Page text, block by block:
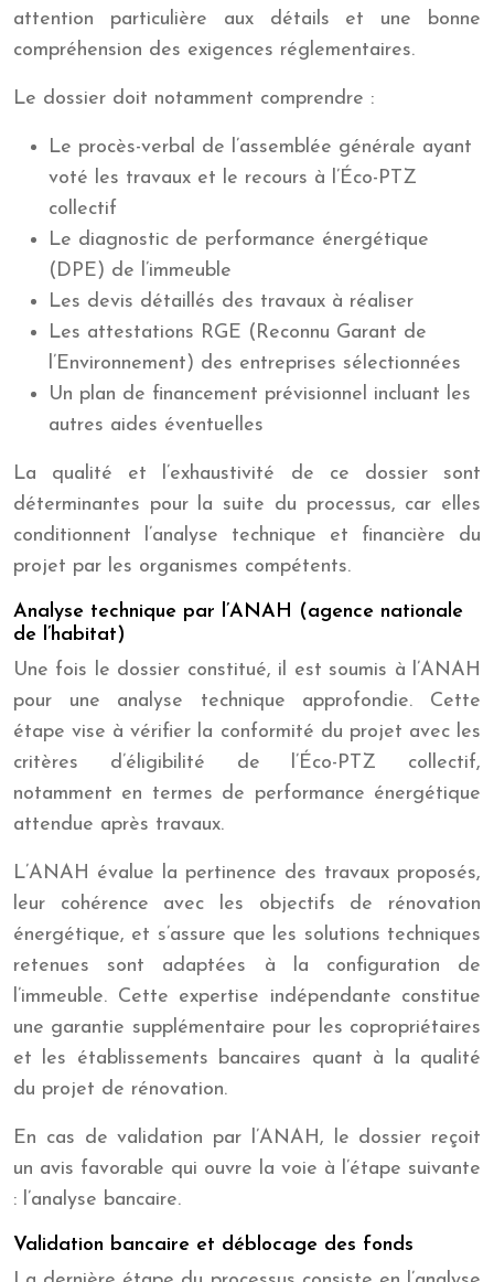
attention particulière aux détails et une bonne
compréhension des exigences réglementaires.
Le dossier doit notamment comprendre :
Le procès-verbal de l’assemblée générale ayant
voté les travaux et le recours à l’Éco-PTZ
collectif
Le diagnostic de performance énergétique
(DPE) de l’immeuble
Les devis détaillés des travaux à réaliser
Les attestations RGE (Reconnu Garant de
l’Environnement) des entreprises sélectionnées
Un plan de financement prévisionnel incluant les
autres aides éventuelles
La qualité et l’exhaustivité de ce dossier sont
déterminantes pour la suite du processus, car elles
conditionnent l’analyse technique et financière du
projet par les organismes compétents.
Analyse technique par l’ANAH (agence nationale
de l’habitat)
Une fois le dossier constitué, il est soumis à l’ANAH
pour une analyse technique approfondie. Cette
étape vise à vérifier la conformité du projet avec les
critères d’éligibilité de l’Éco-PTZ collectif,
notamment en termes de performance énergétique
attendue après travaux.
L’ANAH évalue la pertinence des travaux proposés,
leur cohérence avec les objectifs de rénovation
énergétique, et s’assure que les solutions techniques
retenues sont adaptées à la configuration de
l’immeuble. Cette expertise indépendante constitue
une garantie supplémentaire pour les copropriétaires
et les établissements bancaires quant à la qualité
du projet de rénovation.
En cas de validation par l’ANAH, le dossier reçoit
un avis favorable qui ouvre la voie à l’étape suivante
: l’analyse bancaire.
Validation bancaire et déblocage des fonds